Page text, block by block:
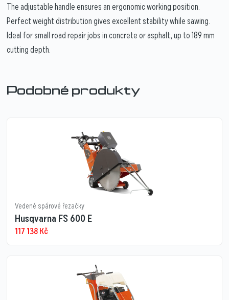
The adjustable handle ensures an ergonomic working position.
Perfect weight distribution gives excellent stability while sawing.
Ideal for small road repair jobs in concrete or asphalt, up to 189 mm
cutting depth.
Podobné produkty
Vedené spárové řezačky
Husqvarna FS 600 E
117 138Kč